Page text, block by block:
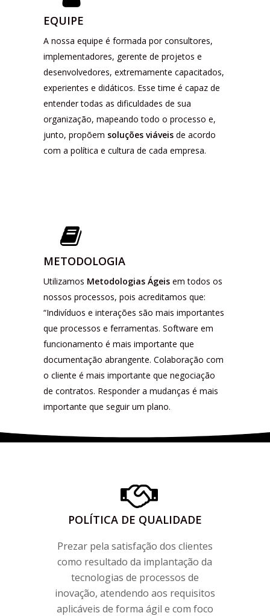
EQUIPE
A nossa equipe é formada por consultores,
implementadores, gerente de projetos e
desenvolvedores, extremamente capacitados,
experientes e didáticos. Esse time é capaz de
entender todas as dificuldades de sua
organização, mapeando todo o processo e,
junto, propõem soluções viáveisde acordo
com a política e cultura de cada empresa.
METODOLOGIA
Utilizamos Metodologias Ágeisem todos os
nossos processos, pois acreditamos que:
“Indivíduos e interações são mais importantes
que processos e ferramentas. Software em
funcionamento é mais importante que
documentação abrangente. Colaboração com
o cliente é mais importante que negociação
de contratos. Responder a mudanças é mais
importante que seguir um plano.
POLÍTICA DE QUALIDADE
Prezar pela satisfação dos clientes
como resultado da implantação da
tecnologias de processos de
inovação, atendendo aos requisitos
aplicáveis de forma ágil e com foco